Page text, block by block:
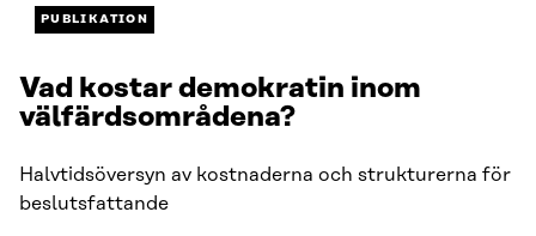
PUBLIKATION
Vad kostar demokratin inom
välfärdsområdena?
Halvtidsöversyn av kostnaderna och strukturerna för
beslutsfattande